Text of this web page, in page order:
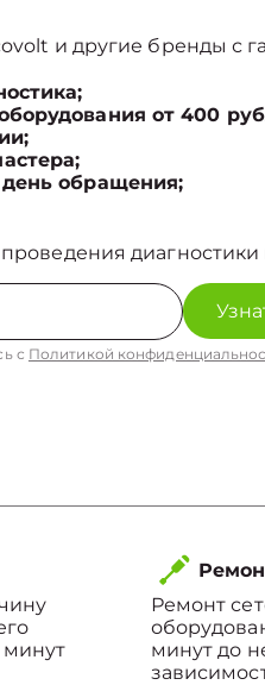
и другие бренды с
от 400
обращения;
диагностики
с Политикой
минут
Ремонт
минут до